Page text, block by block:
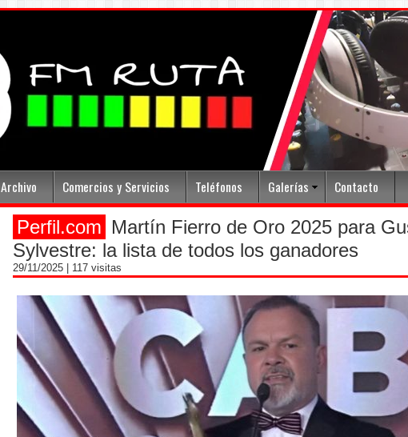
Archivo Comercios y Servicios Teléfonos Galerías Contacto
Perfil.com Martín Fierro de Oro 2025 para
Sylvestre: la lista de todos los ganadores
29/11/2025 | 117 visitas